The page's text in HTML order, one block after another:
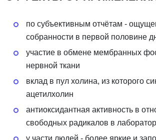
по субъективным отчётам -
собранности в первой половине
участие в обмене мембранных
нервной ткани
вклад в пул холина, из которого
ацетилхолин
антиоксидантная активность в
свободных радикалов в
у части людей - более яркие и